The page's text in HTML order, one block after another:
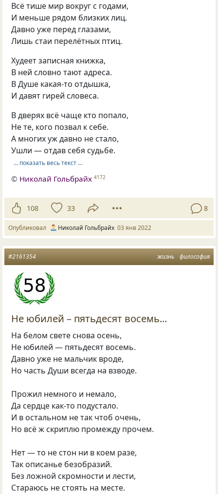
Всё тише мир вокруг с годами,
И меньше рядом близких лиц.
Давно уже перед глазами,
Лишь стаи перелётных птиц.
Худеет записная книжка,
В ней словно тают адреса.
В Душе какая-то отдышка,
И давят гирей словеса.
В дверях всё чаще кто попало,
Не те, кого позвал к себе.
А многих уж давно не стало,
Ушли — отдав себя судьбе.
… показать весь текст …
© Николай Гольбрайх 4172
108 33 8
Опубликовал Николай Гольбрайх 03 янв 2022
жизнь философия
#2161354
Не юбилей – пятьдесят восемь...
На белом свете снова осень,
Не юбилей — пятьдесят восемь.
Давно уже не мальчик вроде,
Но часть Души всегда на взводе.
Прожил немного и немало,
Да сердце как-то подустало.
И в остальном не так чтоб очень,
Но всё ж скриплю промежду прочем.
Нет — то не стон ни в коем разе,
Так описанье безобразий.
Без ложной скромности и лести,
Стараюсь не стоять на месте.